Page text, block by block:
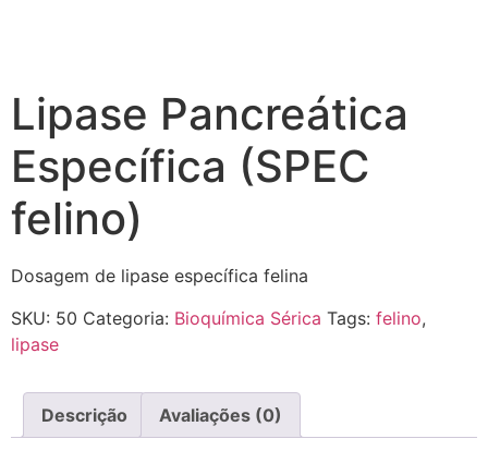
Lipase Pancreática
Específica (SPEC
felino)
Dosagem de lipase específica felina
SKU: 50 Categoria: Bioquímica Sérica Tags: felino,
lipase
Descrição Avaliações (0)